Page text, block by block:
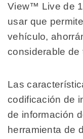
View™ Live de
usar que
vehículo,
considerable de
Las
codificación de
de información
herramienta de